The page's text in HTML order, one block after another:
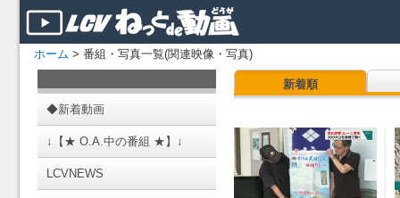
ホーム > 番組・写真一覧(関連映像・写真)
◆新着動画
↓【★ O.A.中の番組 ★】↓
LCVNEWS
新着順